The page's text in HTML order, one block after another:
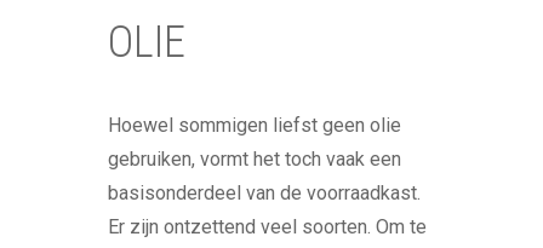
OLIE
Hoewel sommigen liefst geen olie
gebruiken, vormt het toch vaak een
basisonderdeel van de voorraadkast.
Er zijn ontzettend veel soorten. Om te